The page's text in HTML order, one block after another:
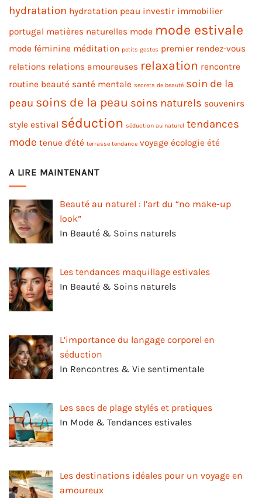
hydratation hydratation peau investir immobilier
portugal matières naturelles mode mode estivale
mode féminine méditation petits gestes premier rendez-vous
relations relations amoureuses relaxation rencontre
routine beauté santé mentale secrets de beauté soin de la
peau soins de la peau soins naturels souvenirs
style estival séduction séduction au naturel tendances
mode tenue d'été terrasse tendance voyage écologie été
A LIRE MAINTENANT
Beauté au naturel : l’art du “no make-up
look”
In Beauté & Soins naturels
Les tendances maquillage estivales
In Beauté & Soins naturels
L’importance du langage corporel en
séduction
In Rencontres & Vie sentimentale
Les sacs de plage stylés et pratiques
In Mode & Tendances estivales
Les destinations idéales pour un voyage en
amoureux